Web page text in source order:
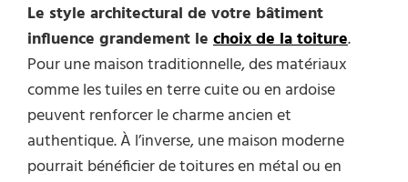
Le style architectural de votre bâtiment
influence grandement le choix de la toiture.
Pour une maison traditionnelle, des matériaux
comme les tuiles en terre cuite ou en ardoise
peuvent renforcer le charme ancien et
authentique. À l’inverse, une maison moderne
pourrait bénéficier de toitures en métal ou en